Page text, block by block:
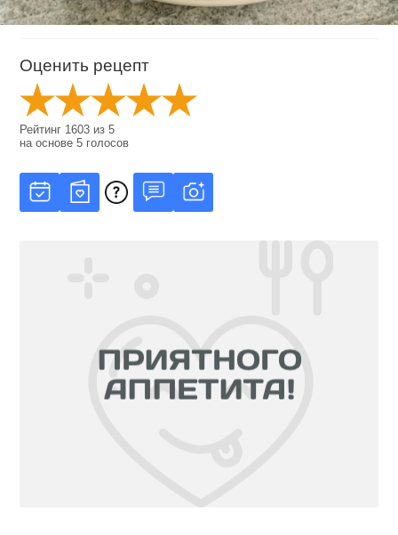
Оценить рецепт
Рейтинг 1603 из5
на основе5 голосов